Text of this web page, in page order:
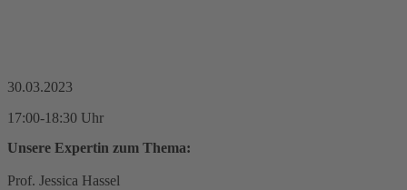
30.03.2023
17:00-18:30 Uhr
Unsere Expertin zum Thema:
Prof. Jessica Hassel